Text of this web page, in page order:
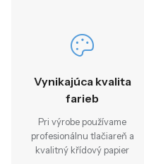
Vynikajúca kvalita
farieb
Pri výrobe používame
profesionálnu tlačiareň a
kvalitný křídový papier